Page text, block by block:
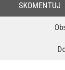
SKOMENTUJ